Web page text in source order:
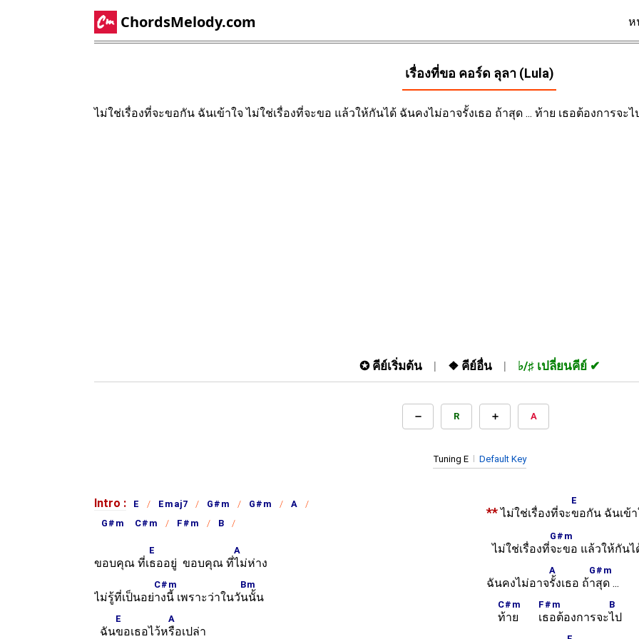
ChordsMelody.com ห
เรื่องที่ขอ คอร์ด ลุลา (Lula)
ไม่ใช่เรื่องที่จะขอกัน ฉันเข้าใจ ไม่ใช่เรื่องที่จะขอ แล้วให้กันได้ ฉันคงไม่อาจรั้งเธอ ถ้าสุด ... ท้าย เธอต้องการจะ
✪ คีย์เริ่มต้น ❖ คีย์อื่น ♭/♯ เปลี่ยนคีย์
R A
Tuning E Default Key
Intro : E Emaj7 G#m G#m
A
G#m C#m
F#m B
ขอบคุณ ที่เ
E
ธออยู่ ขอบคุณ ที่
A
ไม่ห่าง
ไม่รู้ที่เป็นอย่
C#m
างนี้ เพราะว่าในวั
Bm
นนั้น
ฉัน
E
ขอเธอไว้ห
A
รือเปล่า
**ไม่ใช่เรื่องที่จะ
E
ขอกัน ฉันเข้า
ไม่ใช่เรื่องที่
G#m
จะขอ แล้วให้กันไ
ฉันคงไม่อาจ
A
รั้งเธอ ถ้
G#m
าสุด ...
C#m
ท้าย
F#m
เธอต้องการจะ
B
ไป